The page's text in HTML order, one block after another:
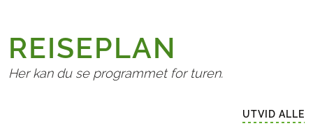
REISEPLAN
Her kan du se programmet for turen.
UTVID ALLE